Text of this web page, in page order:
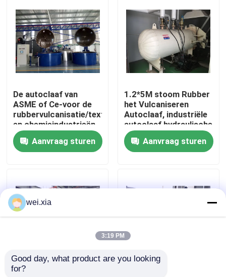
Producten
Video's
Fabriekstocht
Kwaliteitscontrole
Nieuws
AAC-Autoclaaf
De autoclaaf van
ASME of Ce-voor de
rubbervulcanisatie/textiel/kabel
en chemieindustrieën
Aanvraag sturen
1.2*5M stoom Rubber
het Vulcaniseren
Autoclaaf, industriële
autoclaaf hydraulische
druk
Aanvraag sturen
Rubber het
wei.xia
3:19 PM
Good day, what product are you looking
for?